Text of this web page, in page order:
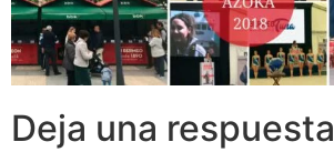
Deja una respuesta